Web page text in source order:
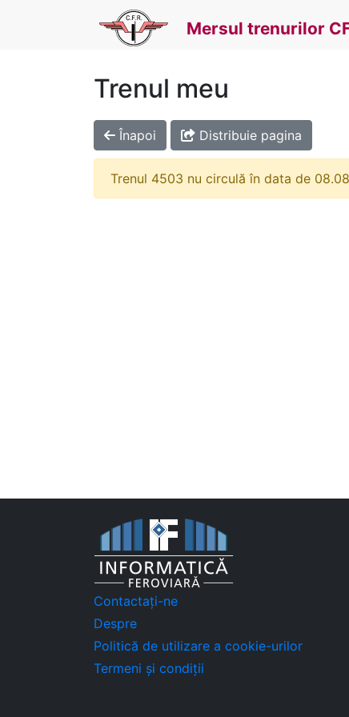
Mersul trenurilor
Trenul meu
Înapoi Distribuie pagina
Trenul 4503 nu circulă în data de
Contactați-ne
Despre
Politică de utilizare a cookie-urilor
Termeni și condiții